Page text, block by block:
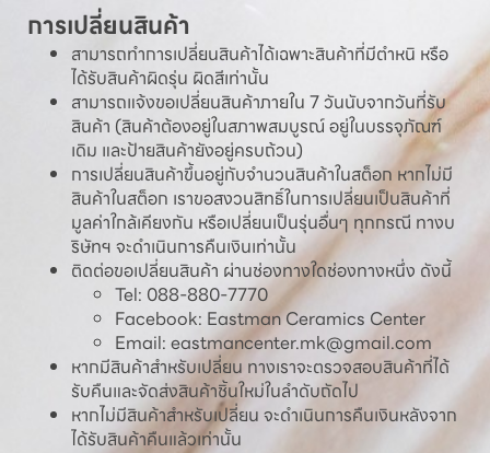
การเปลี่ยนสินค้า
สามารถทำการเปลี่ยนสินค้าได้เฉพาะสินค้าที่มีตำหนิ หรือ
ได้รับสินค้าผิดรุ่น ผิดสีเท่านั้น
สามารถแจ้งขอเปลี่ยนสินค้าภายใน 7 วันนับจากวันที่รับ
สินค้า (สินค้าต้องอยู่ในสภาพสมบูรณ์ อยู่ในบรรจุภัณฑ์
เดิม และป้ายสินค้ายังอยู่ครบถ้วน)
การเปลี่ยนสินค้าขึ้นอยู่กับจำนวนสินค้าในสต็อก หากไม่มี
สินค้าในสต็อก เราขอสงวนสิทธิ์ในการเปลี่ยนเป็นสินค้าที่
มูลค่าใกล้เคียงกัน หรือเปลี่ยนเป็นรุ่นอื่นๆ ทุกกรณี ทางบ
ริษัทฯ จะดำเนินการคืนเงินเท่านั้น
ติดต่อขอเปลี่ยนสินค้า ผ่านช่องทางใดช่องทางหนึ่ง ดังนี้
Tel: 088-880-7770
Facebook: Eastman Ceramics Center
Email: eastmancenter.mk@gmail.com
หากมีสินค้าสำหรับเปลี่ยน ทางเราจะตรวจสอบสินค้าที่ได้
รับคืนและจัดส่งสินค้าชิ้นใหม่ในลำดับถัดไป
หากไม่มีสินค้าสำหรับเปลี่ยน จะดำเนินการคืนเงินหลังจาก
ได้รับสินค้าคืนแล้วเท่านั้น